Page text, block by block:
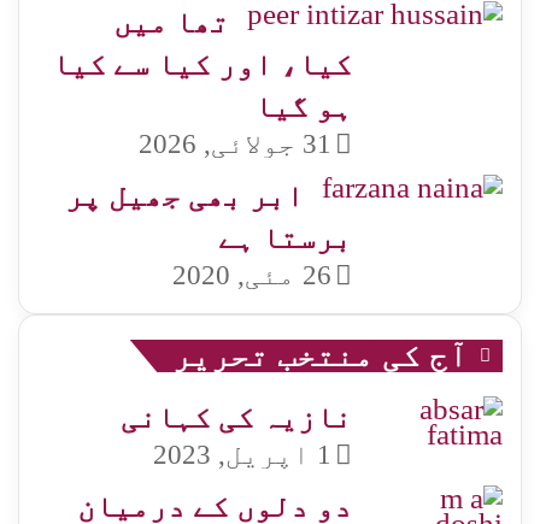
تھا میں
کیا، اور کیا سے کیا
ہو گیا
31 جولائی, 2026
ابر بھی جھیل پر
برستا ہے
26 مئی, 2020
آج کی منتخب تحریر
نازیہ کی کہانی
1 اپریل, 2023
دو دلوں کے درمیان